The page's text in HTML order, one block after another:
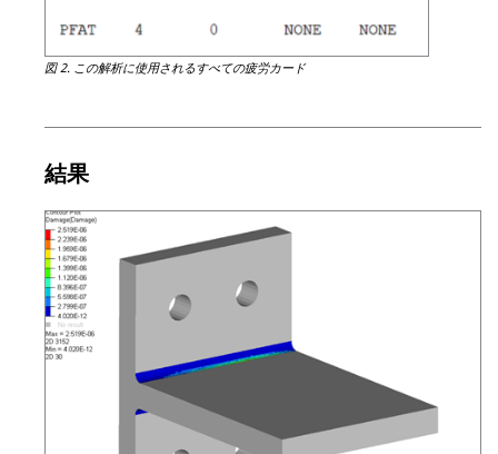
図 2. この解析に使用されるすべての疲労カード
結果